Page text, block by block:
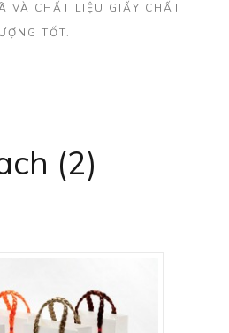
VÀ CHẤT LIỆU GIẤY CHẤT
TỐT.
(2)